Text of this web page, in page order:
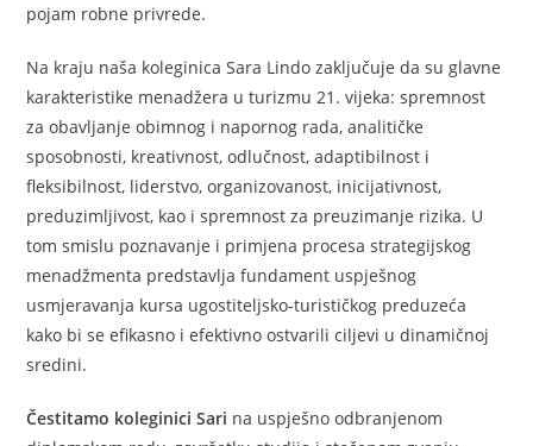
pojam robne privrede.
Na kraju naša koleginica Sara Lindo zaključuje da su glavne
karakteristike menadžera u turizmu 21. vijeka: spremnost
za obavljanje obimnog i napornog rada, analitičke
sposobnosti, kreativnost, odlučnost, adaptibilnost i
fleksibilnost, liderstvo, organizovanost, inicijativnost,
preduzimljivost, kao i spremnost za preuzimanje rizika. U
tom smislu poznavanje i primjena procesa strategijskog
menadžmenta predstavlja fundament uspješnog
usmjeravanja kursa ugostiteljsko-turističkog preduzeća
kako bi se efikasno i efektivno ostvarili ciljevi u dinamičnoj
sredini.
Čestitamo koleginici Sari na uspješno odbranjenom